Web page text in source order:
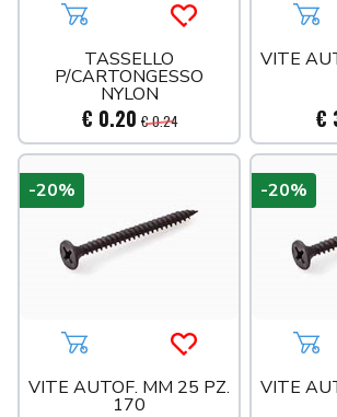
Aggiungi al carrelloAcquista più tardi
TASSELLO
P/CARTONGESSO
NYLON
€ 0.20 € 0.24
VITE
€
Aggiungi al carrelloAcquista più tardi
VITE AUTOF. MM 25 PZ.
170
-20%
VITE
-20%